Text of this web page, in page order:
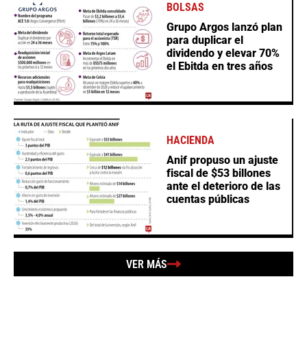
BOLSAS
Grupo Argos lanzó plan
para duplicar el
dividendo y elevar 70%
el Ebitda en tres años
HACIENDA
Anif propuso un ajuste
fiscal de $53 billones
ante el deterioro de las
cuentas públicas
VER MÁS